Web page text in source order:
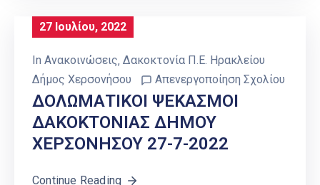
27 Ιουλίου, 2022
In Ανακοινώσεις‚ Δακοκτονία Π.Ε. Ηρακλείου
Δήμος Χερσονήσου
Απενεργοποίηση Σχολίου
ΔΟΛΩΜΑΤΙΚΟΙ ΨΕΚΑΣΜΟΙ
ΔΑΚΟΚΤΟΝΙΑΣ ΔΗΜΟΥ
ΧΕΡΣΟΝΗΣΟΥ 27-7-2022
Continue Reading